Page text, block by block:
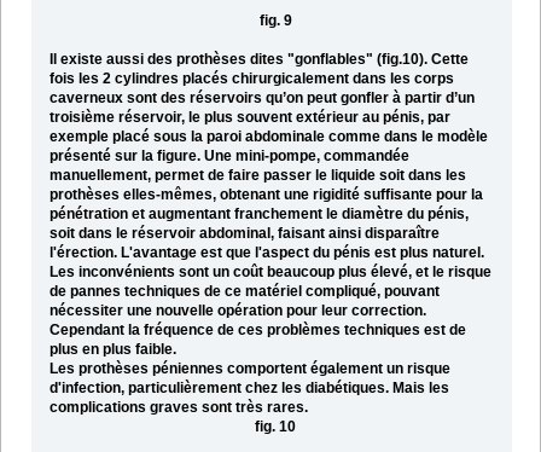
fig. 9
Il existe aussi des prothèses dites "gonflables" (fig.10). Cette
fois les 2 cylindres placés chirurgicalement dans les corps
caverneux sont des réservoirs qu’on peut gonfler à partir d’un
troisième réservoir, le plus souvent extérieur au pénis, par
exemple placé sous la paroi abdominale comme dans le modèle
présenté sur la figure. Une mini-pompe, commandée
manuellement, permet de faire passer le liquide soit dans les
prothèses elles-mêmes, obtenant une rigidité suffisante pour la
pénétration et augmentant franchement le diamètre du pénis,
soit dans le réservoir abdominal, faisant ainsi disparaître
l'érection. L'avantage est que l'aspect du pénis est plus naturel.
Les inconvénients sont un coût beaucoup plus élevé, et le risque
de pannes techniques de ce matériel compliqué, pouvant
nécessiter une nouvelle opération pour leur correction.
Cependant la fréquence de ces problèmes techniques est de
plus en plus faible.
Les prothèses péniennes comportent également un risque
d'infection, particulièrement chez les diabétiques. Mais les
complications graves sont très rares.
fig. 10